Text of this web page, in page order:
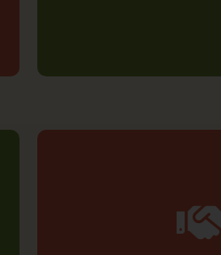
Todas las personas
mismos derechos en